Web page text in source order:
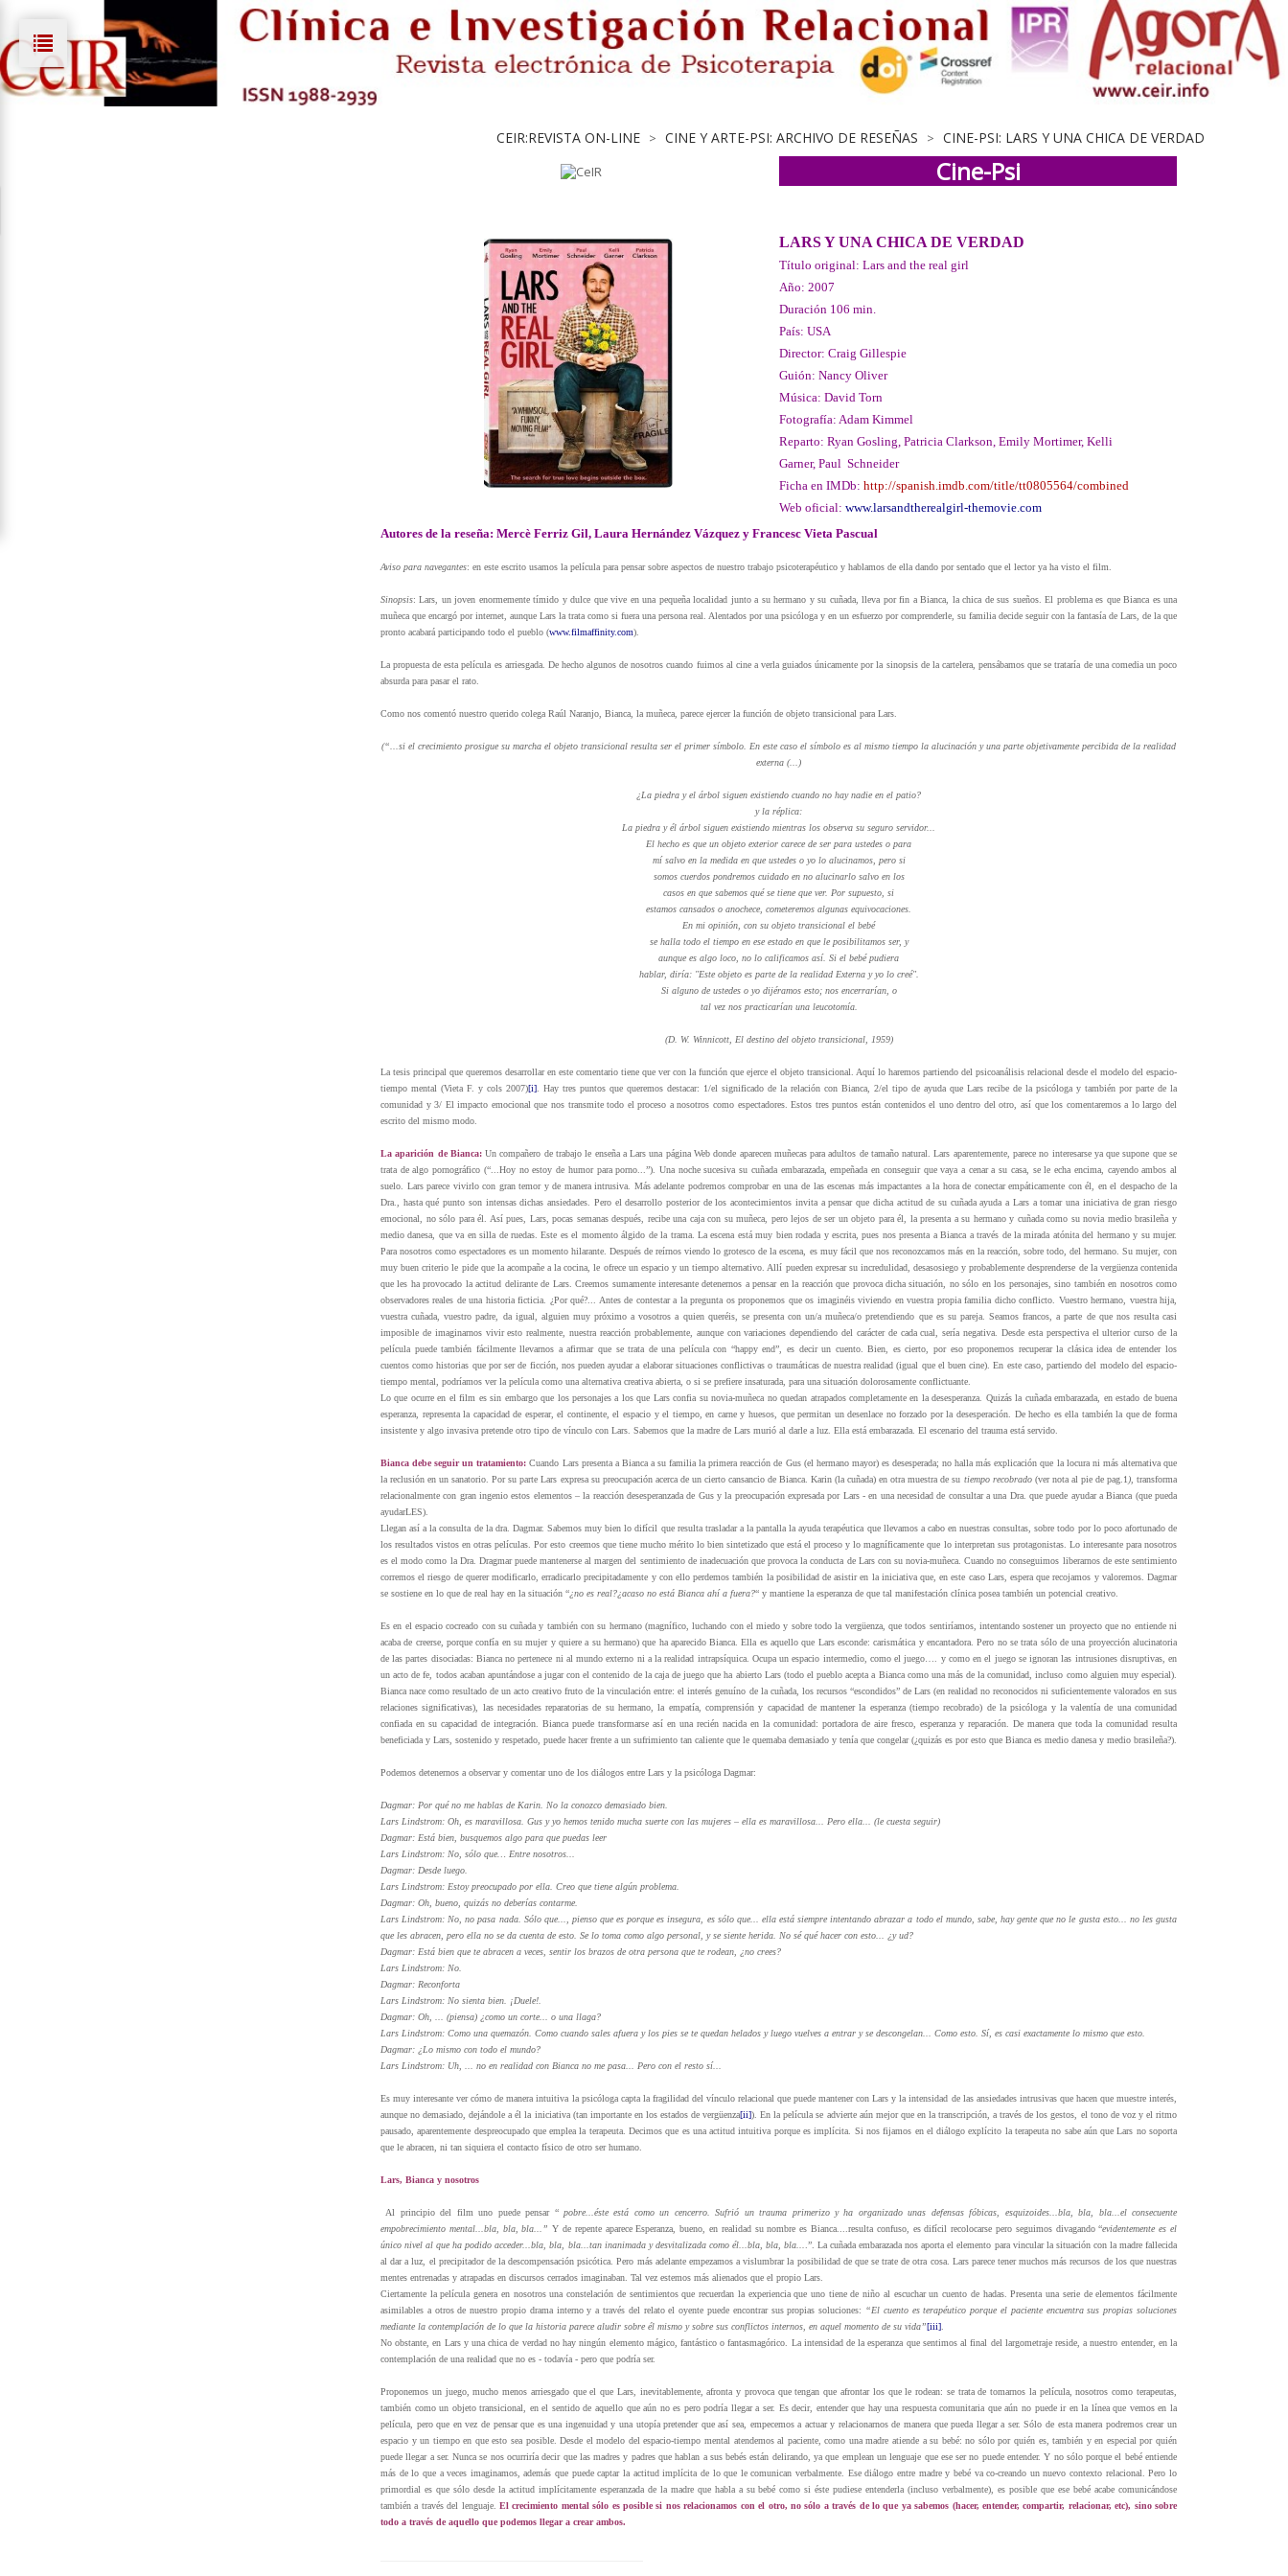
CEIR:REVISTA ON-LINE > CINE Y ARTE-PSI: ARCHIVO DE RESEÑAS > CINE-PSI: LARS Y UNA CHICA DE VERDAD
Cine-Psi
LARS Y UNA CHICA DE VERDAD
Título original: Lars and the real girl
Año: 2007
Duración 106 min.
País: USA
Director: Craig Gillespie
Guión: Nancy Oliver
Música: David Torn
Fotografía: Adam Kimmel
Reparto: Ryan Gosling, Patricia Clarkson, Emily Mortimer, Kelli
Garner, Paul Schneider
Ficha en IMDb: http://spanish.imdb.com/title/tt0805564/combined
Web oficial: www.larsandtherealgirl-themovie.com
Autores de la reseña: Mercè Ferriz Gil, Laura Hernández Vázquez y Francesc Vieta Pascual
Aviso para navegantes: en este escrito usamos la película para pensar sobre aspectos de nuestro trabajo psicoterapéutico y hablamos de ella dando por sentado que el lector ya ha visto el film.
Sinopsis: Lars, un joven enormemente tímido y dulce que vive en una pequeña localidad junto a su hermano y su cuñada, lleva por fin a Bianca, la chica de sus sueños. El problema es que Bianca es una
muñeca que encargó por internet, aunque Lars la trata como si fuera una persona real. Alentados por una psicóloga y en un esfuerzo por comprenderle, su familia decide seguir con la fantasía de Lars, de la que
pronto acabará participando todo el pueblo (www.filmaffinity.com).
La propuesta de esta película es arriesgada. De hecho algunos de nosotros cuando fuimos al cine a verla guiados únicamente por la sinopsis de la cartelera, pensábamos que se trataría de una comedia un poco
absurda para pasar el rato.
Como nos comentó nuestro querido colega Raúl Naranjo, Bianca, la muñeca, parece ejercer la función de objeto transicional para Lars.
(“... si el crecimiento prosigue su marcha el objeto transicional resulta ser el primer símbolo. En este caso el símbolo es al mismo tiempo la alucinación y una parte objetivamente percibida de la realidad
externa (...)
¿La piedra y el árbol siguen existiendo cuando no hay nadie en el patio?
y la réplica:
La piedra y él árbol siguen existiendo mientras los observa su seguro servidor...
El hecho es que un objeto exterior carece de ser para ustedes o para
mí salvo en la medida en que ustedes o yo lo alucinamos, pero si
somos cuerdos pondremos cuidado en no alucinarlo salvo en los
casos en que sabemos qué se tiene que ver. Por supuesto, si
estamos cansados o anochece, cometeremos algunas equivocaciones.
En mi opinión, con su objeto transicional el bebé
se halla todo el tiempo en ese estado en que le posibilitamos ser, y
aunque es algo loco, no lo calificamos así. Si el bebé pudiera
hablar, diría: "Este objeto es parte de la realidad Externa y yo lo creé".
Si alguno de ustedes o yo dijéramos esto; nos encerrarían, o
tal vez nos practicarían una leucotomía.
(D. W. Winnicott, El destino del objeto transicional, 1959)
La tesis principal que queremos desarrollar en este comentario tiene que ver con la función que ejerce el objeto transicional. Aquí lo haremos partiendo del psicoanálisis relacional desde el modelo del espacio-
tiempo mental (Vieta F. y cols 2007)[i] . Hay tres puntos que queremos destacar: 1/el significado de la relación con Bianca, 2/el tipo de ayuda que Lars recibe de la psicóloga y también por parte de la
comunidad y 3/ El impacto emocional que nos transmite todo el proceso a nosotros como espectadores. Estos tres puntos están contenidos el uno dentro del otro, así que los comentaremos a lo largo del
escrito del mismo modo.
La aparición de Bianca:Un compañero de trabajo le enseña a Lars una página Web donde aparecen muñecas para adultos de tamaño natural. Lars aparentemente, parece no interesarse ya que supone que se
trata de algo pornográfico (“...Hoy no estoy de humor para porno...”). Una noche sucesiva su cuñada embarazada, empeñada en conseguir que vaya a cenar a su casa, se le echa encima, cayendo ambos al
suelo. Lars parece vivirlo con gran temor y de manera intrusiva. Más adelante podremos comprobar en una de las escenas más impactantes a la hora de conectar empáticamente con él, en el despacho de la
Dra., hasta qué punto son intensas dichas ansiedades. Pero el desarrollo posterior de los acontecimientos invita a pensar que dicha actitud de su cuñada ayuda a Lars a tomar una iniciativa de gran riesgo
emocional, no sólo para él. Así pues, Lars, pocas semanas después, recibe una caja con su muñeca, pero lejos de ser un objeto para él, la presenta a su hermano y cuñada como su novia medio brasileña y
medio danesa, que va en silla de ruedas. Este es el momento álgido de la trama. La escena está muy bien rodada y escrita, pues nos presenta a Bianca a través de la mirada atónita del hermano y su mujer.
Para nosotros como espectadores es un momento hilarante. Después de reírnos viendo lo grotesco de la escena, es muy fácil que nos reconozcamos más en la reacción, sobre todo, del hermano. Su mujer, con
muy buen criterio le pide que la acompañe a la cocina, le ofrece un espacio y un tiempo alternativo. Allí pueden expresar su incredulidad, desasosiego y probablemente desprenderse de la vergüenza contenida
que les ha provocado la actitud delirante de Lars. Creemos sumamente interesante detenernos a pensar en la reacción que provoca dicha situación, no sólo en los personajes, sino también en nosotros como
observadores reales de una historia ficticia. ¿Por qué?... Antes de contestar a la pregunta os proponemos que os imaginéis viviendo en vuestra propia familia dicho conflicto. Vuestro hermano, vuestra hija,
vuestra cuñada, vuestro padre, da igual, alguien muy próximo a vosotros a quien queréis, se presenta con un/a muñeca/o pretendiendo que es su pareja. Seamos francos, a parte de que nos resulta casi
imposible de imaginarnos vivir esto realmente, nuestra reacción probablemente, aunque con variaciones dependiendo del carácter de cada cual, sería negativa. Desde esta perspectiva el ulterior curso de la
película puede también fácilmente llevarnos a afirmar que se trata de una película con “happy end”, es decir un cuento. Bien, es cierto, por eso proponemos recuperar la clásica idea de entender los
cuentos como historias que por ser de ficción, nos pueden ayudar a elaborar situaciones conflictivas o traumáticas de nuestra realidad (igual que el buen cine). En este caso, partiendo del modelo del espacio-
tiempo mental, podríamos ver la película como una alternativa creativa abierta, o si se prefiere insaturada, para una situación dolorosamente conflictuante.
Lo que ocurre en el film es sin embargo que los personajes a los que Lars confia su novia-muñeca no quedan atrapados completamente en la desesperanza. Quizás la cuñada embarazada, en estado de buena
esperanza, representa la capacidad de esperar, el continente, el espacio y el tiempo, en carne y huesos, que permitan un desenlace no forzado por la desesperación. De hecho es ella también la que de forma
insistente y algo invasiva pretende otro tipo de vínculo con Lars. Sabemos que la madre de Lars murió al darle a luz. Ella está embarazada. El escenario del trauma está servido.
Bianca debe seguir un tratamiento: Cuando Lars presenta a Bianca a su familia la primera reacción de Gus (el hermano mayor) es desesperada; no halla más explicación que la locura ni más alternativa que
la reclusión en un sanatorio. Por su parte Lars expresa su preocupación acerca de un cierto cansancio de Bianca. Karin (la cuñada) en otra muestra de su tiempo recobrado (ver nota al pie de pag.1 ),transforma
relacionalmente con gran ingenio estos elementos – la reacción desesperanzada de Gus y la preocupación expresada por Lars - en una necesidad de consultar a una Dra. que puede ayudar a Bianca (que pueda
ayudarLES).
Llegan así a la consulta de la dra. Dagmar. Sabemos muy bien lo difícil que resulta trasladar a la pantalla la ayuda terapéutica que llevamos a cabo en nuestras consultas, sobre todo por lo poco afortunado de
los resultados vistos en otras películas. Por esto creemos que tiene mucho mérito lo bien sintetizado que está el proceso y lo magníficamente que lo interpretan sus protagonistas. Lo interesante para nosotros
es el modo como la Dra. Dragmar puede mantenerse al margen del sentimiento de inadecuación que provoca la conducta de Lars con su novia-muñeca. Cuando no conseguimos liberarnos de este sentimiento
corremos el riesgo de querer modificarlo, erradicarlo precipitadamente y con ello perdemos también la posibilidad de asistir en la iniciativa que, en este caso Lars, espera que recojamos y valoremos. Dagmar
se sostiene en lo que de real hay en la situación “¿no es real?¿acaso no está Bianca ahí a fuera?“ y mantiene la esperanza de que tal manifestación clínica posea también un potencial creativo.
Es en el espacio cocreado con su cuñada y también con su hermano (magnífico, luchando con el miedo y sobre todo la vergüenza, que todos sentiríamos, intentando sostener un proyecto que no entiende ni
acaba de creerse, porque confía en su mujer y quiere a su hermano) que ha aparecido Bianca. Ella es aquello que Lars esconde: carismática y encantadora. Pero no se trata sólo de una proyección alucinatoria
de las partes disociadas: Bianca no pertenece ni al mundo externo ni a la realidad intrapsíquica. Ocupa un espacio intermedio, como el juego…. y como en el juego se ignoran las intrusiones disruptivas, en
un acto de fe, todos acaban apuntándose a jugar con el contenido de la caja de juego que ha abierto Lars (todo el pueblo acepta a Bianca como una más de la comunidad, incluso como alguien muy especial).
Bianca nace como resultado de un acto creativo fruto de la vinculación entre: el interés genuíno de la cuñada, los recursos “escondidos” de Lars (en realidad no reconocidos ni suficientemente valorados en sus
relaciones significativas), las necesidades reparatorias de su hermano, la empatía, comprensión y capacidad de mantener la esperanza (tiempo recobrado) de la psicóloga y la valentía de una comunidad
confiada en su capacidad de integración. Bianca puede transformarse así en una recién nacida en la comunidad: portadora de aire fresco, esperanza y reparación. De manera que toda la comunidad resulta
beneficiada y Lars, sostenido y respetado, puede hacer frente a un sufrimiento tan caliente que le quemaba demasiado y tenía que congelar (¿quizás es por esto que Bianca es medio danesa y medio brasileña?).
Podemos detenernos a observar y comentar uno de los diálogos entre Lars y la psicóloga Dagmar:
Dagmar: Por qué no me hablas de Karin. No la conozco demasiado bien.
Lars Lindstrom: Oh, es maravillosa. Gus y yo hemos tenido mucha suerte con las mujeres – ella es maravillosa... Pero ella... (le cuesta seguir)
Dagmar: Está bien, busquemos algo para que puedas leer
Lars Lindstrom: No, sólo que… Entre nosotros...
Dagmar: Desde luego.
Lars Lindstrom: Estoy preocupado por ella. Creo que tiene algún problema.
Dagmar: Oh, bueno, quizás no deberías contarme.
Lars Lindstrom: No, no pasa nada. Sólo que..., pienso que es porque es insegura, es sólo que... ella está siempre intentando abrazar a todo el mundo, sabe, hay gente que no le gusta esto... no les gusta
que les abracen, pero ella no se da cuenta de esto. Se lo toma como algo personal, y se siente herida. No sé qué hacer con esto... ¿y ud?
Dagmar: Está bien que te abracen a veces, sentir los brazos de otra persona que te rodean, ¿no crees?
Lars Lindstrom: No.
Dagmar: Reconforta
Lars Lindstrom: No sienta bien. ¡Duele!.
Dagmar: Oh, ... (piensa) ¿como un corte... o una llaga?
Lars Lindstrom: Como una quemazón. Como cuando sales afuera y los pies se te quedan helados y luego vuelves a entrar y se descongelan... Como esto. Sí, es casi exactamente lo mismo que esto.
Dagmar: ¿Lo mismo con todo el mundo?
Lars Lindstrom: Uh, ... no en realidad con Bianca no me pasa... Pero con el resto sí...
Es muy interesante ver cómo de manera intuitiva la psicóloga capta la fragilidad del vínculo relacional que puede mantener con Lars y la intensidad de las ansiedades intrusivas que hacen que muestre interés,
aunque no demasiado, dejándole a él la iniciativa (tan importante en los estados de vergüenza[ii]). En la película se advierte aún mejor que en la transcripción, a través de los gestos, el tono de voz y el ritmo
pausado, aparentemente despreocupado que emplea la terapeuta. Decimos que es una actitud intuitiva porque es implícita. Si nos fijamos en el diálogo explícito la terapeuta no sabe aún que Lars no soporta
que le abracen, ni tan siquiera el contacto físico de otro ser humano.
Lars, Bianca y nosotros
Al principio del film uno puede pensar “ pobre...éste está como un cencerro. Sufrió un trauma primerizo y ha organizado unas defensas fóbicas, esquizoides...bla, bla, bla...el consecuente
empobrecimiento mental...bla, bla, bla...”Y de repente aparece Esperanza, bueno, en realidad su nombre es Bianca....resulta confuso, es difícil recolocarse pero seguimos divagando “evidentemente es el
único nivel al que ha podido acceder...bla, bla, bla...tan inanimada y desvitalizada como él...bla, bla, bla...
.”. La cuñada embarazada nos aporta el elemento para vincular la situación con la madre fallecida
al dar a luz, el precipitador de la descompensación psicótica. Pero más adelante empezamos a vislumbrar la posibilidad de que se trate de otra cosa. Lars parece tener muchos más recursos de los que nuestras
mentes entrenadas y atrapadas en discursos cerrados imaginaban. Tal vez estemos más alienados que el propio Lars.
Ciertamente la película genera en nosotros una constelación de sentimientos que recuerdan la experiencia que uno tiene de niño al escuchar un cuento de hadas. Presenta una serie de elementos fácilmente
asimilables a otros de nuestro propio drama interno y a través del relato el oyente puede encontrar sus propias soluciones: “El cuento es terapéutico porque el paciente encuentra sus propias soluciones
mediante la contemplación de lo que la historia parece aludir sobre él mismo y sobre sus conflictos internos, en aquel momento de su vida”[iii]
No obstante, en Lars y una chica de verdad no hay ningún elemento mágico, fantástico o fantasmagórico. La intensidad de la esperanza que sentimos al final del largometraje reside, a nuestro entender, en la
contemplación de una realidad que no es - todavía - pero que podría ser.
Proponemos un juego, mucho menos arriesgado que el que Lars, inevitablemente, afronta y provoca que tengan que afrontar los que le rodean: se trata de tomarnos la película, nosotros como terapeutas,
también como un objeto transicional, en el sentido de aquello que aún no es pero podría llegar a ser. Es decir, entender que hay una respuesta comunitaria que aún no puede ir en la línea que vemos en la
película, pero que en vez de pensar que es una ingenuidad y una utopía pretender que así sea, empecemos a actuar y relacionarnos de manera que pueda llegar a ser. Sólo de esta manera podremos crear un
espacio y un tiempo en que esto sea posible. Desde el modelo del espacio-tiempo mental atendemos al paciente, como una madre atiende a su bebé: no sólo por quién es, también y en especial por quién
puede llegar a ser. Nunca se nos ocurriría decir que las madres y padres que hablan a sus bebés están delirando, ya que emplean un lenguaje que ese ser no puede entender. Y no sólo porque el bebé entiende
más de lo que a veces imaginamos, además que puede captar la actitud implícita de lo que le comunican verbalmente. Ese diálogo entre madre y bebé va co-creando un nuevo contexto relacional. Pero lo
primordial es que sólo desde la actitud implícitamente esperanzada de la madre que habla a su bebé como si éste pudiese entenderla (incluso verbalmente), es posible que ese bebé acabe comunicándose
también a través del lenguaje.El crecimiento mental sólo es posible si nos relacionamos con el otro, no sólo a través de lo que ya sabemos (hacer, entender, compartir, relacionar, etc), sino sobre
todo a través de aquello que podemos llegar a crear ambos.